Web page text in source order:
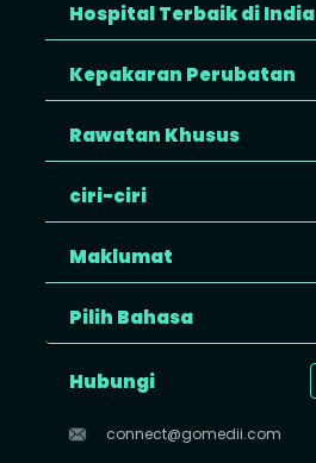
Hospital Terbaik di India
Kepakaran Perubatan
Rawatan Khusus
ciri-ciri
Maklumat
Pilih Bahasa
Hubungi
connect@gomedii.com